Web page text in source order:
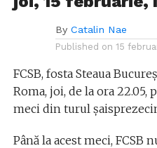
By Catalin Nae
Published on 15
FCSB, fosta Steaua
Roma, joi, de la ora
meci din turul
Până la acest meci,